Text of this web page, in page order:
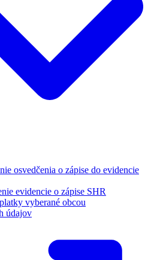
osvedčenia o zápise do evidencie
evidencie o zápise SHR
vyberané obcou
údajov